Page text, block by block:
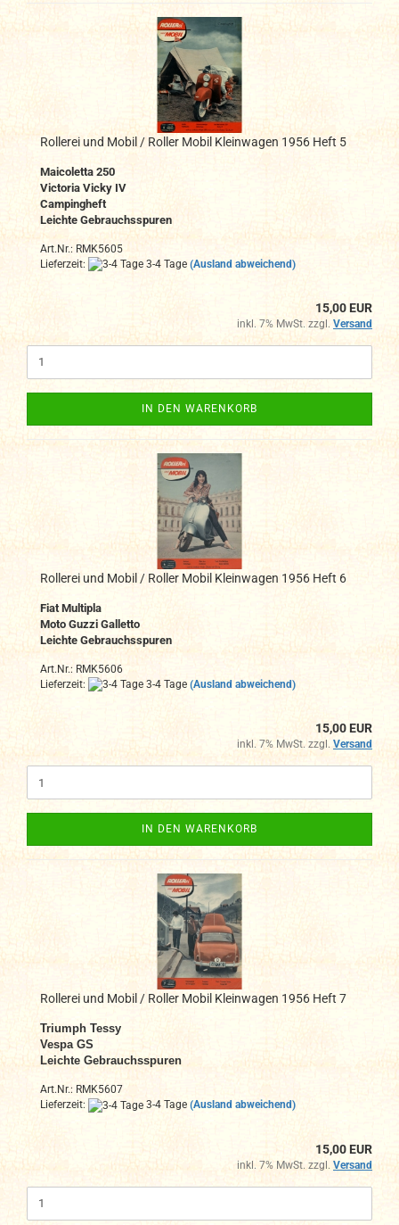
Rollerei und Mobil / Roller Mobil Kleinwagen 1956 Heft 5
Maicoletta 250
Victoria Vicky IV
Campingheft
Leichte Gebrauchsspuren
Art.Nr.: RMK5605
Lieferzeit:
3-4 Tage (Ausland abweichend)
15,00 EUR
inkl. 7% MwSt. zzgl. Versand
IN DEN WARENKORB
Rollerei und Mobil / Roller Mobil Kleinwagen 1956 Heft 6
Fiat Multipla
Moto Guzzi Galletto
Leichte Gebrauchsspuren
Art.Nr.: RMK5606
Lieferzeit:
3-4 Tage (Ausland abweichend)
15,00 EUR
inkl. 7% MwSt. zzgl. Versand
IN DEN WARENKORB
Rollerei und Mobil / Roller Mobil Kleinwagen 1956 Heft 7
Triumph Tessy
Vespa GS
Leichte Gebrauchsspuren
Art.Nr.: RMK5607
Lieferzeit:
3-4 Tage (Ausland abweichend)
15,00 EUR
inkl. 7% MwSt. zzgl. Versand